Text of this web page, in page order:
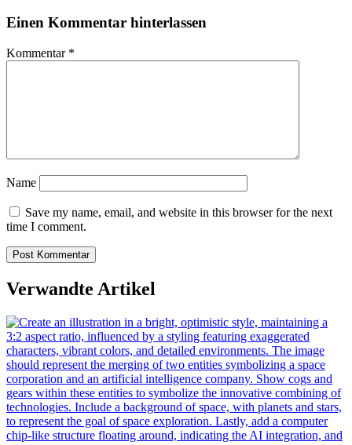
Einen Kommentar hinterlassen
Kommentar *
Name
Save my name, email, and website in this browser for the next
time I comment.
Verwandte Artikel